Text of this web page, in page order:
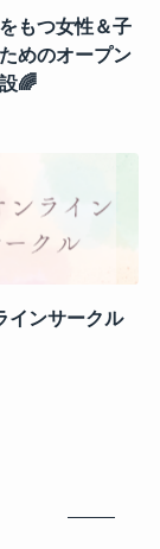
もつ女性＆子
めのオープン
🌈
インサークル